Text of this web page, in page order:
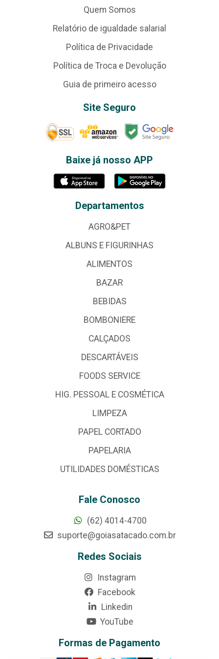
Quem Somos
Relatório de igualdade salarial
Política de Privacidade
Política de Troca e Devolução
Guia de primeiro acesso
Site Seguro
Baixe já nosso APP
Departamentos
AGRO&PET
ALBUNS E FIGURINHAS
ALIMENTOS
BAZAR
BEBIDAS
BOMBONIERE
CALÇADOS
DESCARTÁVEIS
FOODS SERVICE
HIG. PESSOAL E COSMÉTICA
LIMPEZA
PAPEL CORTADO
PAPELARIA
UTILIDADES DOMÉSTICAS
Fale Conosco
(62) 4014-4700
suporte@goiasatacado.com.br
Redes Sociais
Instagram
Facebook
Linkedin
YouTube
Formas de Pagamento